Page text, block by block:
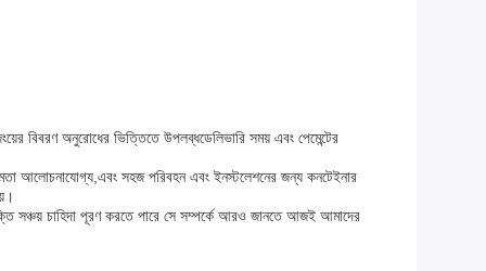
বিবরণ অনুরোধের ভিত্তিতে উপলব্ধডেলিভারি সময় এবং পেমেন্টের
আলোচনাযোগ্য,এবং সহজ পরিবহন এবং ইনস্টলেশনের জন্য কনটেইনার
সঞ্চয় চাহিদা পূরণ করতে পারে সে সম্পর্কে আরও জানতে আজই আমাদের